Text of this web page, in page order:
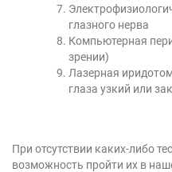
глазного нерва
Компьютерная
зрении)
Лазерная
глаза узкий или
При отсутствии каких-либо
возможность пройти их в